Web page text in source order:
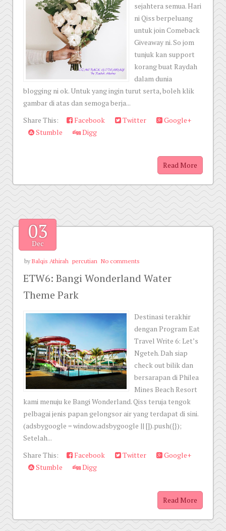
sejahtera semua. Hari
ni Qiss berpeluang
untuk join Comeback
Giveaway ni. So jom
tunjuk kan support
korang buat Raydah
dalam dunia
blogging ni ok. Untuk yang ingin turut serta, boleh klik
gambar di atas dan semoga berja...
Share This:
Facebook Twitter
Google+
Stumble
Digg
Read More
03
Dec
by Balqis Athirah percutian No comments
ETW6: Bangi Wonderland Water
Theme Park
Destinasi terakhir
dengan Program Eat
Travel Write 6: Let’s
Ngeteh. Dah siap
check out bilik dan
bersarapan di Philea
Mines Beach Resort
kami menuju ke Bangi Wonderland. Qiss teruja tengok
pelbagai jenis papan gelongsor air yang terdapat di sini.
(adsbygoogle = window.adsbygoogle || []).push({});
Setelah...
Share This:
Facebook Twitter
Google+
Stumble
Digg
Read More